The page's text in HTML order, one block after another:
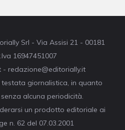
Srl - Via Assisi 21 - 00181
16947451007
- redazione@editorially.it
giornalistica, in quanto
alcuna periodicità.
un prodotto editoriale ai
n. 62 del 07.03.2001